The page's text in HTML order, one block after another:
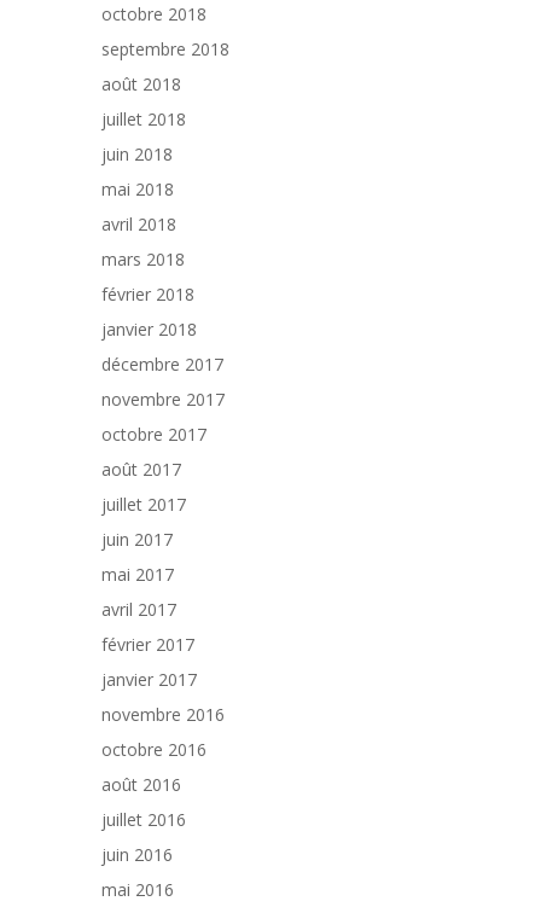
octobre 2018
septembre 2018
août 2018
juillet 2018
juin 2018
mai 2018
avril 2018
mars 2018
février 2018
janvier 2018
décembre 2017
novembre 2017
octobre 2017
août 2017
juillet 2017
juin 2017
mai 2017
avril 2017
février 2017
janvier 2017
novembre 2016
octobre 2016
août 2016
juillet 2016
juin 2016
mai 2016